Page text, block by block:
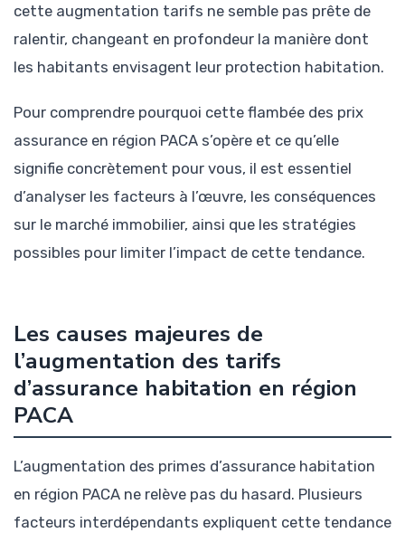
cette augmentation tarifs ne semble pas prête de
ralentir, changeant en profondeur la manière dont
les habitants envisagent leur protection habitation.
Pour comprendre pourquoi cette flambée des prix
assurance en région PACA s’opère et ce qu’elle
signifie concrètement pour vous, il est essentiel
d’analyser les facteurs à l’œuvre, les conséquences
sur le marché immobilier, ainsi que les stratégies
possibles pour limiter l’impact de cette tendance.
Les causes majeures de
l’augmentation des tarifs
d’assurance habitation en région
PACA
L’augmentation des primes d’assurance habitation
en région PACA ne relève pas du hasard. Plusieurs
facteurs interdépendants expliquent cette tendance